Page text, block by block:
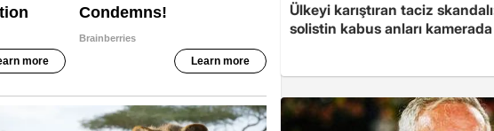
Ülkeyi karıştıran taciz
solistin kabus anları kamerada